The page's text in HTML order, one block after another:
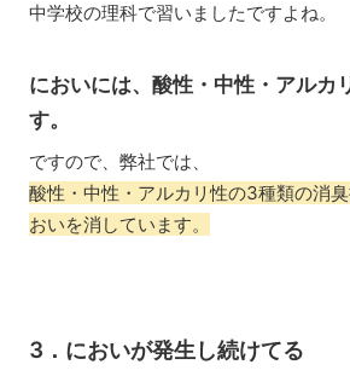
中学校の理科で習いましたですよね。
においには、酸性・中性・アル
す。
ですので、弊社では、
酸性・中性・アルカリ性の3種類の消
おいを消しています。
3．においが発生し続けてる